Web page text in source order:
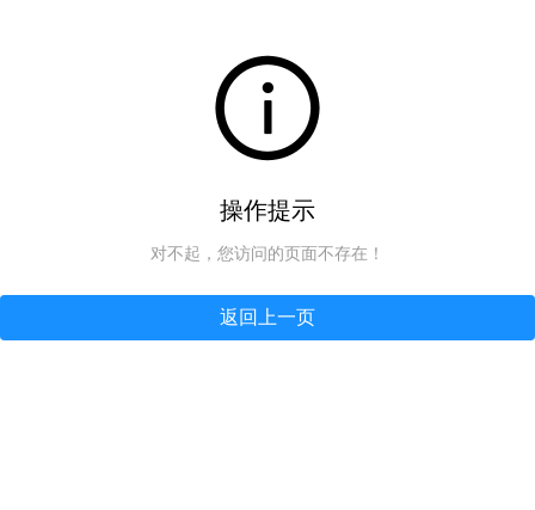
操作提示
对不起，您访问的页面不存在！
返回上一页